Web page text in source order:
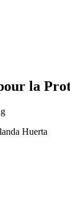
la
Huerta